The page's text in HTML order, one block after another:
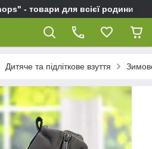
- товари для всієї родини
Дитяче та підліткове взуття